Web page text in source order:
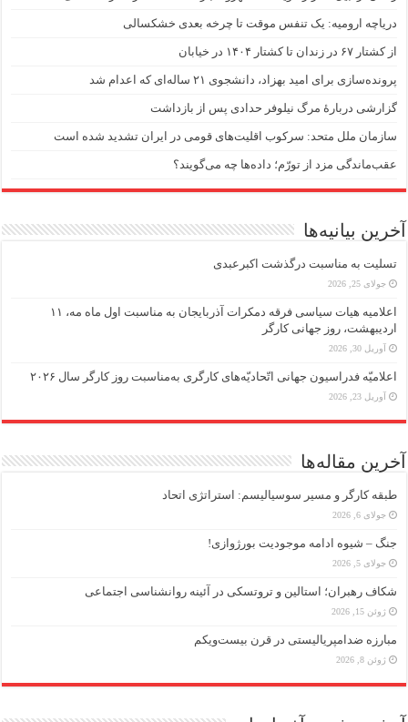
دریاچه ارومیه: یک تنفس موقت تا چرخه بعدی خشکسالی
از کشتار ۶۷ در زندان تا کشتار ۱۴۰۴ در خیابان
پرونده‌سازی برای امید بهزاد، دانشجوی ۲۱ ساله‌ای که اعدام شد
گزارشی دربارهٔ مرگ نیلوفر حدادی پس از بازداشت
سازمان ملل متحد: سرکوب اقلیت‌های قومی در ایران تشدید شده است
عقب‌ماندگی مزد از تورّم؛ داده‌ها چه می‌گویند؟
آخرین بیانیه‌ها
تسلیت به مناسبت درگذشت اکبرعبدی
جولای 25, 2026
اعلامیه هیات سیاسی فرقه دمکرات آذربایجان به مناسبت اول ماه مه، ۱۱
اردیبهشت، روز جهانی کارگر
آوریل 30, 2026
اعلامیّه فدراسیون جهانی اتّحادیّه‌های کارگری به‌مناسبت روز کارگر سال ۲۰۲۶
آوریل 23, 2026
آخرین مقاله‌ها
طبقه کارگر و مسیر سوسیالیسم: استراتژی اتحاد
جولای 6, 2026
جنگ – شیوه ادامه موجودیت بورژوازی!
جولای 5, 2026
شکاف رهبران؛ استالین و تروتسکی در آئینه روانشناسی اجتماعی
ژوئن 15, 2026
مبارزه ضد‌امپریالیستی در قرن بیست‌ویکم
ژوئن 8, 2026